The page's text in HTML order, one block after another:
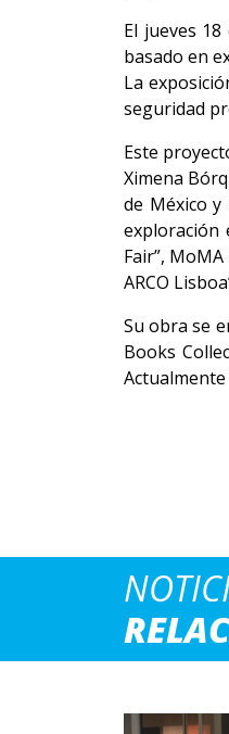
El jueves
basado en
La
seguridad
Este
Ximena
de México y
exploración
Fair”,
ARCO
Su obra se
Books